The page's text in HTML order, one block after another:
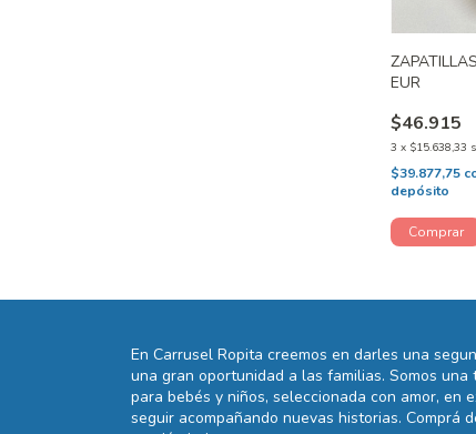
EUR
$46.915
3 x $15.638,33
$39.877,75
depósito
En Carrusel Ropita creemos en darles una
una gran oportunidad a las familias. Somos
para bebés y niños, seleccionada con amor, en
seguir acompañando nuevas historias. Comprá